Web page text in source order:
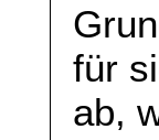
für
ab,